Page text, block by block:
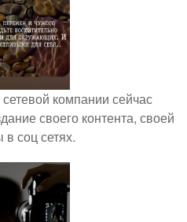
компании сейчас
своего контента, своей
в соц сетях.